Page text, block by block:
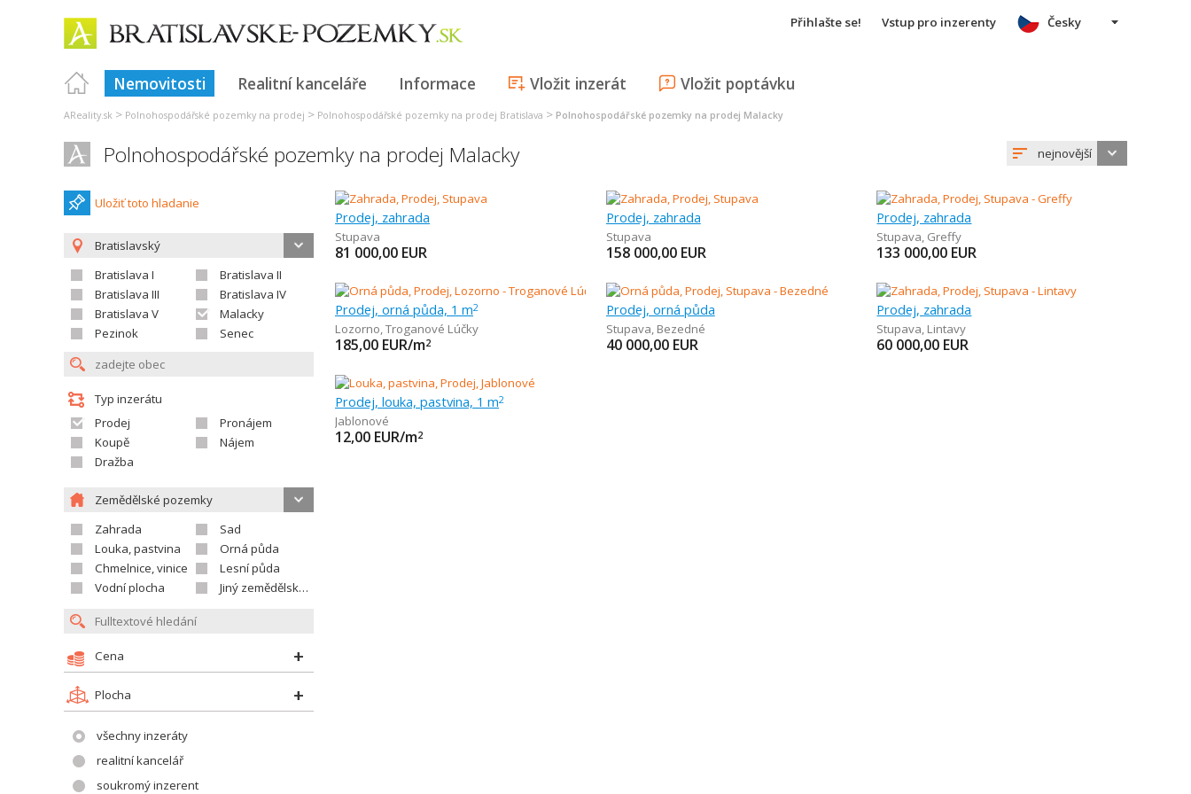
Přihlašte se! Vstup pro inzerenty
Nemovitosti Realitní kanceláře Informace Vložit inzerát Vložit poptávku
Česky
AReality.sk > Polnohospodářské pozemky na prodej > Polnohospodářské pozemky na prodej Bratislava > Polnohospodářské pozemky na prodej Malacky
Polnohospodářské pozemky na prodej Malacky nejnovější
Uložiť toto hladanie
Bratislavský
Bratislava I
Bratislava II
Bratislava III
Bratislava IV
Bratislava V
Malacky
Pezinok
Senec
Typ inzerátu
Prodej
Pronájem
Koupě
Nájem
Dražba
Zemědělské pozemky
Zahrada
Sad
Louka, pastvina
Orná půda
Chmelnice, vinice
Lesní půda
Vodní plocha
Jiný zemědělský pozemek
Cena
Plocha
všechny inzeráty
realitní kancelář
soukromý inzerent
Prodej, zahrada
Stupava
81 000,00 EUR
Prodej, zahrada
Stupava
158 000,00 EUR
Prodej, zahrada
Stupava, Greffy
133 000,00 EUR
Prodej, orná půda, 1 m2
Lozorno,Troganové Lúčky
185,00 EUR/m2
Prodej, orná půda
Stupava, Bezedné
40 000,00 EUR
Prodej, zahrada
Stupava, Lintavy
60 000,00 EUR
Prodej, louka, pastvina, 1 m2
Jablonové
12,00 EUR/m2